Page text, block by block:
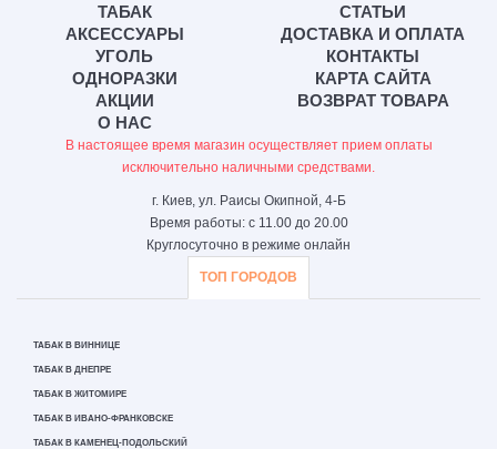
ТАБАК
АКСЕССУАРЫ
УГОЛЬ
ОДНОРАЗКИ
АКЦИИ
О НАС
СТАТЬИ
ДОСТАВКА И ОПЛАТА
КОНТАКТЫ
КАРТА САЙТА
ВОЗВРАТ ТОВАРА
В настоящее время магазин осуществляет прием оплаты
исключительно наличными средствами.
г. Киев, ул. Раисы Окипной, 4-Б
Время работы: с 11.00 до 20.00
Круглосуточно в режиме онлайн
ТОП ГОРОДОВ
ТАБАК В ВИННИЦЕ
ТАБАК В ДНЕПРЕ
ТАБАК В ЖИТОМИРЕ
ТАБАК В ИВАНО-ФРАНКОВСКЕ
ТАБАК В КАМЕНЕЦ-ПОДОЛЬСКИЙ